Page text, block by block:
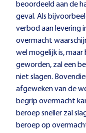
beoordeeld aan de
geval. Als
verbod aan levering
overmacht
wel mogelijk is,
geworden, zal een
niet slagen.
afgeweken van de
begrip overmacht
beroep sneller zal
beroep op